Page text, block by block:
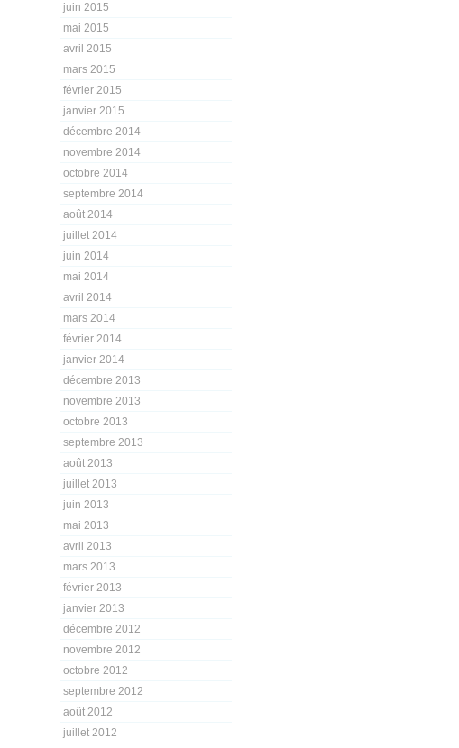
juin 2015
mai 2015
avril 2015
mars 2015
février 2015
janvier 2015
décembre 2014
novembre 2014
octobre 2014
septembre 2014
août 2014
juillet 2014
juin 2014
mai 2014
avril 2014
mars 2014
février 2014
janvier 2014
décembre 2013
novembre 2013
octobre 2013
septembre 2013
août 2013
juillet 2013
juin 2013
mai 2013
avril 2013
mars 2013
février 2013
janvier 2013
décembre 2012
novembre 2012
octobre 2012
septembre 2012
août 2012
juillet 2012